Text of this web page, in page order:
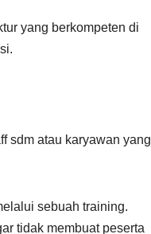
yang berkompeten di
sdm atau karyawan yang
sebuah training.
tidak membuat peserta